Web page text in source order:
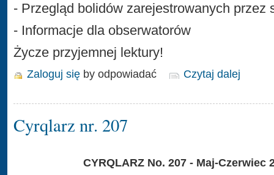
- Przegląd bolidów zarejestrowanych przez
- Informacje dla obserwatorów
Życze przyjemnej lektury!
Zaloguj się by odpowiadać Czytaj dalej
Cyrqlarz nr. 207
CYRQLARZ No. 207 - Maj-Czerwiec